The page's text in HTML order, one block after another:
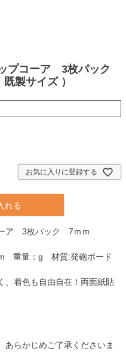
プコーア 3枚パック
製サイズ ）
お気に入りに登録する
れる
ア 3枚パック 7ｍｍ
重量：g 材質:発砲ボード
、着色も自由自在！両面紙貼
らかじめご了承くださいま